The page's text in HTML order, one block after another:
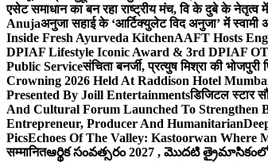
एसेट समाधान का बन रहा राष्ट्रीय मंच, वि के दुबे के नेतृत्व
Anujaअनुजा सहाई के ‘आर्टिक्युलेट विद अनुजा’ में
Inside Fresh Ayurveda KitchenAAFT Hosts
DPIAF Lifestyle Iconic Award & 3rd DPIAF
Public Serviceसंचिता बनर्जी, प्रत्युष मिश्रा की
Crowning 2026 Held At Raddison Hotel
Presented By Joill Entertainmentsडिजिटल स्टार
And Cultural Forum Launched To Strengthen
Entrepreneur, Producer And Humanitarian
PicsEchoes Of The Valley: Kastoorwan Where
सम्मानितఆర్థిక సంవత్సరం 2027 , మొదటి